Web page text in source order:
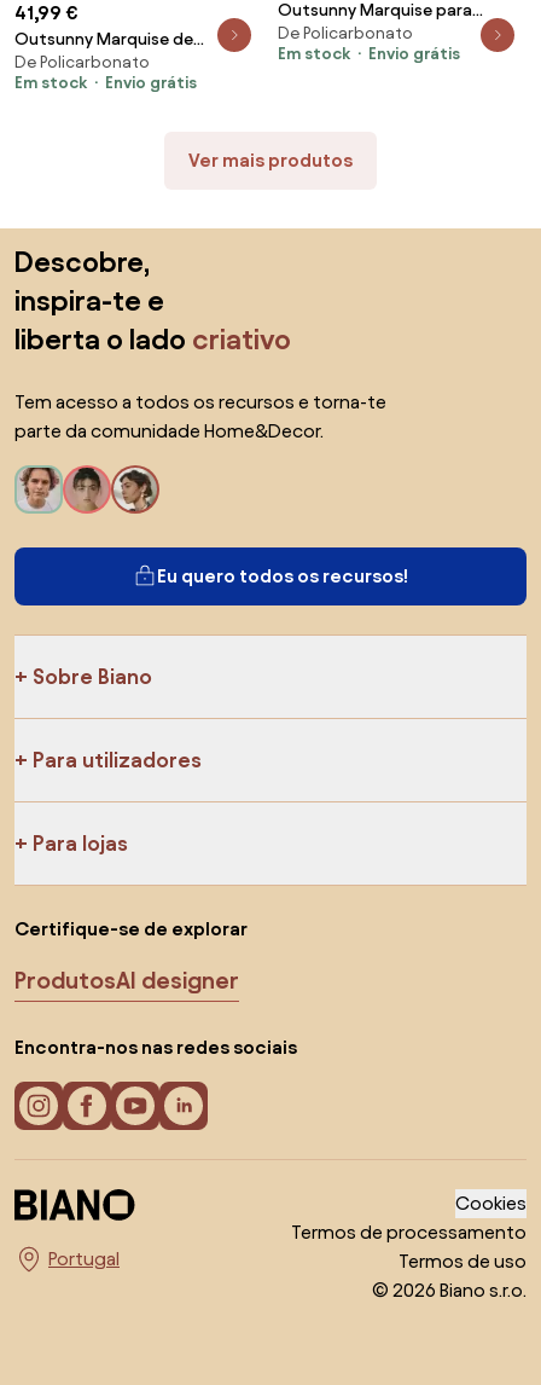
41,99 €
Outsunny Marquise de
Proteção 75x100 cm Portas
Janelas Sol Chuva Suporte
De Policarbonato
Em stock
Envio grátis
Outsunny Marquise para
Portas e Janelas 110x60 cm com
Painéis de Policarbonato e
De Policarbonato
Em stock
Envio grátis
Ver mais produtos
Descobre,
inspira-te e
liberta o lado criativo
Tem acesso a todos os recursos e torna-te
parte da comunidade Home&Decor.
Eu quero todos os recursos!
Sobre Biano
Para utilizadores
Para lojas
Certifique-se de explorar
ProdutosAI designer
Encontra-nos nas redes sociais
Escolha o país
Cookies
Termos de processamento
Termos de uso
© 2026 Biano s.r.o.